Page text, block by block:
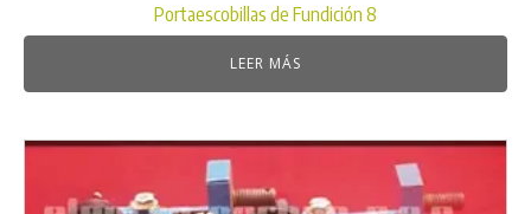
Portaescobillas de Fundición 8
LEER MÁS